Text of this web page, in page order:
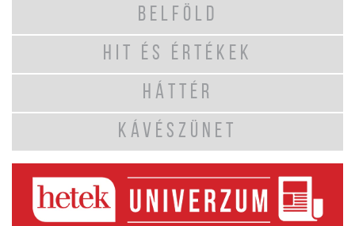
BELFÖLD
HIT ÉS ÉRTÉKEK
HÁTTÉR
KÁVÉSZÜNET